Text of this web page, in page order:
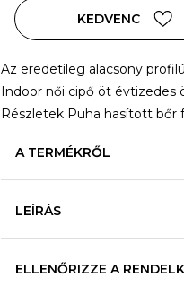
KEDVENC
Az eredetileg alacsony
Indoor női cipő öt évtizedes
Részletek Puha hasított bőr
A TERMÉKRŐL
LEÍRÁS
ELLENŐRIZZE A